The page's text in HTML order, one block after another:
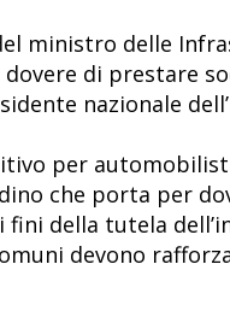
ministro delle
di prestare
nazionale
per
che porta per
della tutela
devono